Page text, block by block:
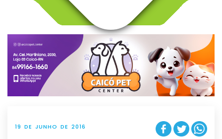
v
g
t
i
o
n
19 DE JUNHO DE 2016